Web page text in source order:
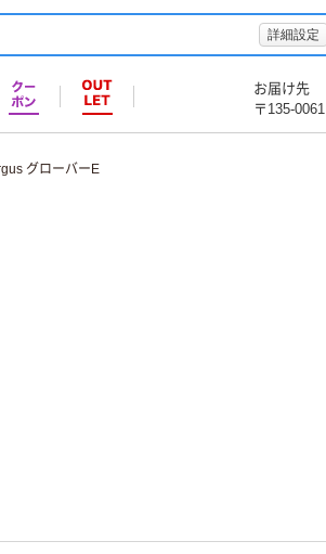
詳細設定
お届け先
〒135-0061
グローバーE